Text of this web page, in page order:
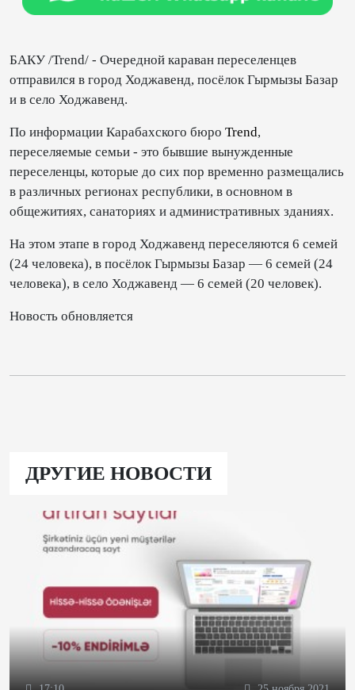
БАКУ /Trend/ - Очередной караван переселенцев
отправился в город Ходжавенд, посёлок Гырмызы Базар
и в село Ходжавенд.
По информации Карабахского бюро Trend,
переселяемые семьи - это бывшие вынужденные
переселенцы, которые до сих пор временно размещались
в различных регионах республики, в основном в
общежитиях, санаториях и административных зданиях.
На этом этапе в город Ходжавенд переселяются 6 семей
(24 человека), в посёлок Гырмызы Базар — 6 семей (24
человека), в село Ходжавенд — 6 семей (20 человек).
Новость обновляется
ДРУГИЕ НОВОСТИ